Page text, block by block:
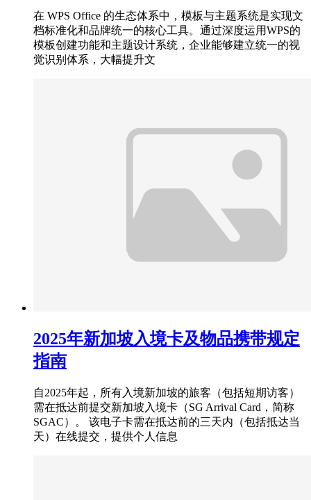
在 WPS Office 的生态体系中，模板与主题系统是实现文
档标准化和品牌统一的核心工具。通过深度运用WPS的
模板创建功能和主题设计系统，企业能够建立统一的视
觉识别体系，大幅提升文
2025年新加坡入境卡及物品携带规定
指南
自2025年起，所有入境新加坡的旅客（包括短期访客）
需在抵达前提交新加坡入境卡（SG Arrival Card，简称
SGAC）。 该电子卡需在抵达前的三天内（包括抵达当
天）在线提交，提供个人信息